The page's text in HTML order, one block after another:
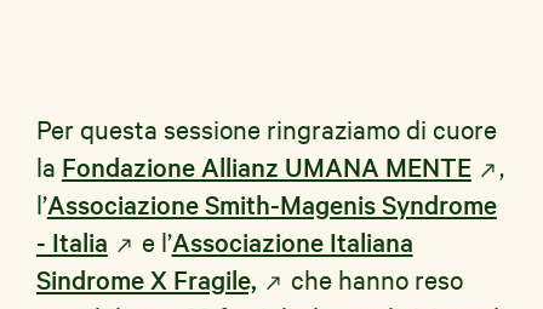
Per questa sessione ringraziamo di cuore
la Fondazione Allianz UMANA MENTE
,
l’Associazione Smith-Magenis Syndrome
- Italia
e l’Associazione Italiana
Sindrome X Fragile,
che hanno reso